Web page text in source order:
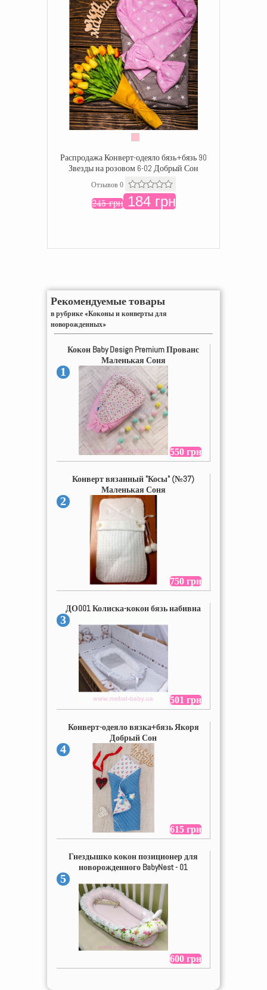
Распродажа Конверт-одеяло бязь+бязь 90
Звезды на розовом 6-02 Добрый Сон
Отзывов 0
245 грн184 грн
Рекомендуемые товары
в рубрике «Коконы и конверты для
новорожденных»
Кокон Baby Design Premium Прованс
Маленькая Соня
1
550 грн
Конверт вязанный "Косы" (№37)
Маленькая Соня
2
750 грн
ДО001 Колиска-кокон бязь набивна
3
501 грн
Конверт-одеяло вязка+бязь Якоря
Добрый Сон
4
615 грн
Гнездышко кокон позиционер для
новорожденного BabyNest - 01
5
600 грн